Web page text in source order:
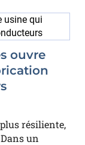
ouvre
résiliente,
un